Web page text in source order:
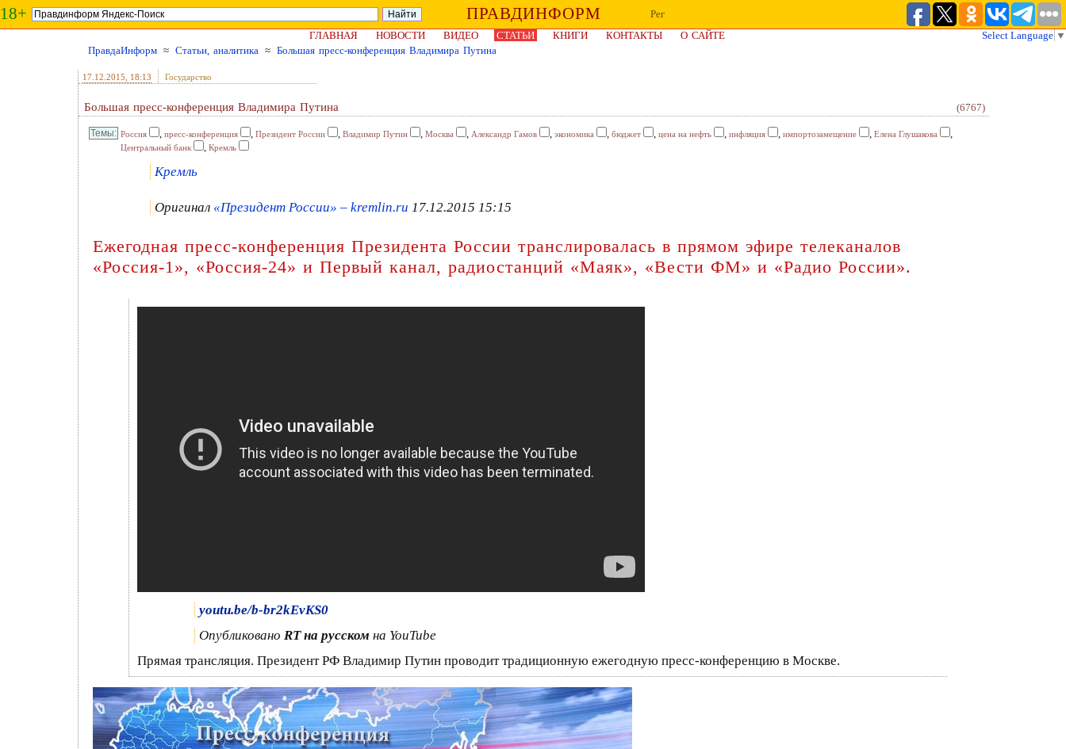
18+ ПРАВДИНФОРМ
Рег
ГЛАВНАЯ
НОВОСТИ ВИДЕО СТАТЬИ КНИГИ КОНТАКТЫ О САЙТЕ Select Language ▼
ПравдаИнформ ≈ Статьи, аналитика ≈ Большая пресс-конференция Владимира Путина
17.12.2015 , 18:13 Государство
Большая пресс-конференция Владимира Путина (6767)
Россия , пресс-конференция , Президент России , Владимир Путин , Москва , Александр Гамов , экономика , бюджет , цена на нефть , инфляция , импортозамещение , Елена Глушакова ,
Центральный банк , Кремль
Кремль
Оригинал «Президент России» – kremlin.ru 17.12.2015 15:15
Ежегодная пресс-конференция Президента России транслировалась в прямом эфире телеканалов
«Россия-1», «Россия-24» и Первый канал, радиостанций «Маяк», «Вести ФМ» и «Радио России».
youtu.be/b-br2kEvKS0
Опубликовано RT на русском на YouTube
Прямая трансляция. Президент РФ Владимир Путин проводит традиционную ежегодную пресс-конференцию в Москве.